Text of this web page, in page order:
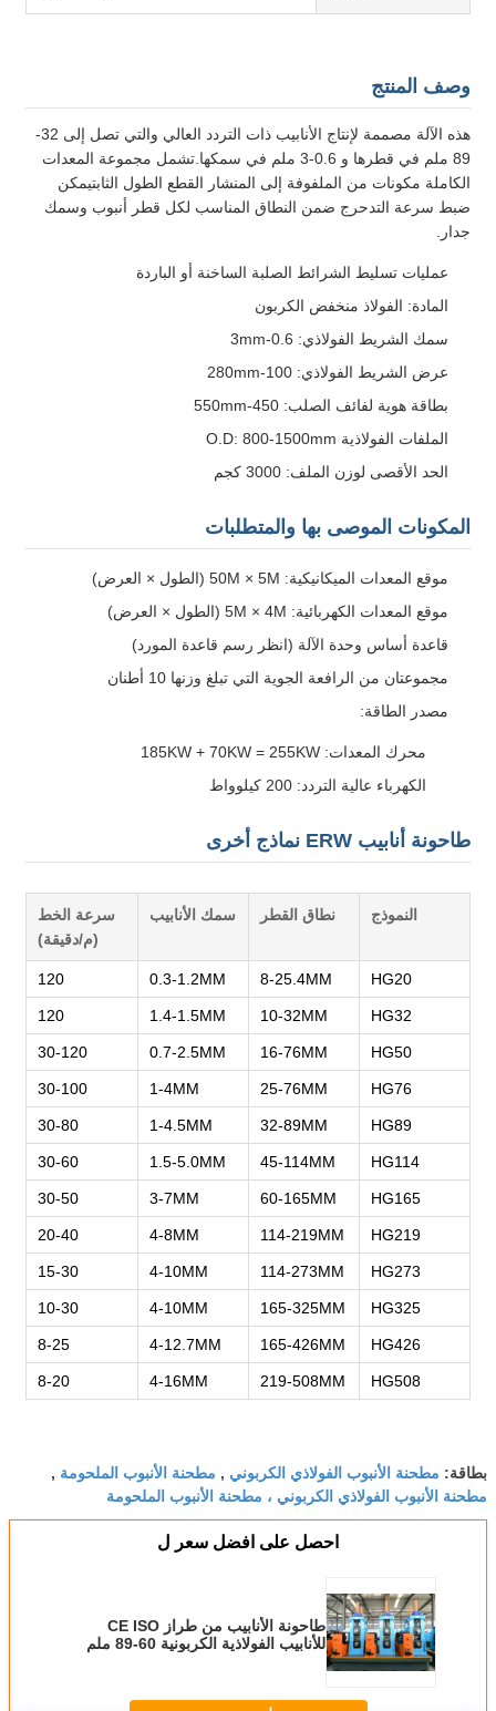
وصف المنتج
هذه الآلة مصممة لإنتاج الأنابيب ذات التردد العالي والتي تصل إلى 32-
89 ملم في قطرها و 0.6-3 ملم في سمكها.تشمل مجموعة المعدات
الكاملة مكونات من الملفوفة إلى المنشار القطع الطول الثابتيمكن
ضبط سرعة التدحرج ضمن النطاق المناسب لكل قطر أنبوب وسمك
جدار.
عمليات تسليط الشرائط الصلبة الساخنة أو الباردة
المادة: الفولاذ منخفض الكربون
سمك الشريط الفولاذي: 0.6-3mm
عرض الشريط الفولاذي: 100-280mm
بطاقة هوية لفائف الصلب: 450-550mm
الملفات الفولاذية O.D: 800-1500mm
الحد الأقصى لوزن الملف: 3000 كجم
المكونات الموصى بها والمتطلبات
موقع المعدات الميكانيكية: 50M × 5M (الطول × العرض)
موقع المعدات الكهربائية: 5M × 4M (الطول × العرض)
قاعدة أساس وحدة الآلة (انظر رسم قاعدة المورد)
مجموعتان من الرافعة الجوية التي تبلغ وزنها 10 أطنان
مصدر الطاقة:
محرك المعدات: 185KW + 70KW = 255KW
الكهرباء عالية التردد: 200 كيلوواط
طاحونة أنابيب ERW نماذج أخرى
النموذج نطاق القطر سمك الأنابيب
سرعة الخط
(م/دقيقة)
HG20
8-25.4MM
0.3-1.2MM
120
HG32
10-32MM
1.4-1.5MM
120
HG50
16-76MM
0.7-2.5MM
30-120
HG76
25-76MM
1-4MM
30-100
HG89
32-89MM
1-4.5MM
30-80
HG114
45-114MM
1.5-5.0MM
30-60
HG165
60-165MM
3-7MM
30-50
HG219
114-219MM
4-8MM
20-40
HG273
114-273MM
4-10MM
15-30
HG325
165-325MM
4-10MM
10-30
HG426
165-426MM
4-12.7MM
8-25
HG508
219-508MM
4-16MM
8-20
بطاقة: مطحنة الأنبوب الفولاذي الكربوني , مطحنة الأنبوب الملحومة ,
مطحنة الأنبوب الفولاذي الكربوني ، مطحنة الأنبوب الملحومة
احصل على افضل سعر ل
طاحونة الأنابيب من طراز CE ISO
للأنابيب الفولاذية الكربونية 60-89 ملم